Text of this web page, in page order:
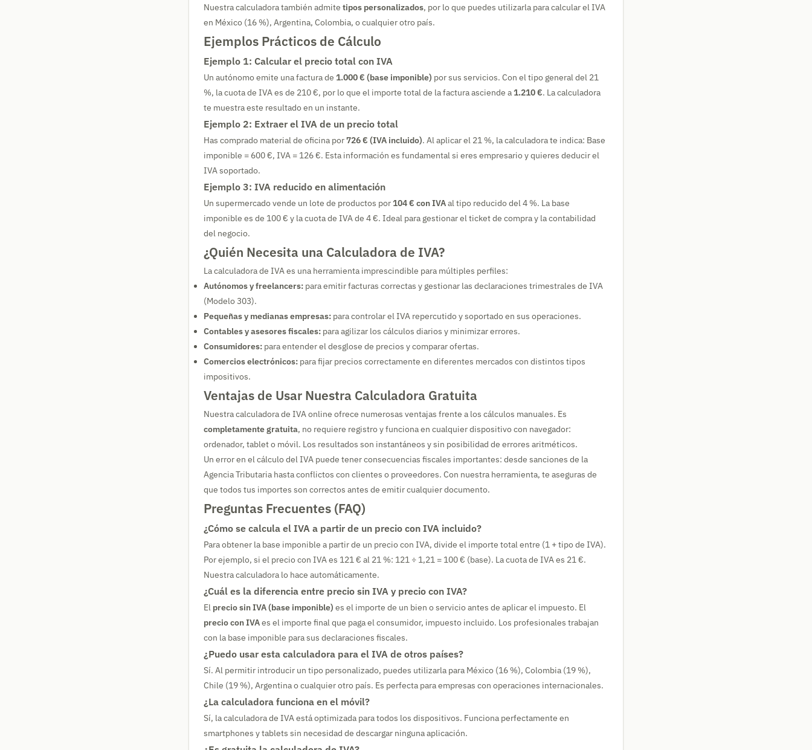
Nuestra calculadora también admite tipos personalizados, por lo que puedes utilizarla para calcular el IVA
en México (16 %), Argentina, Colombia, o cualquier otro país.
Ejemplos Prácticos de Cálculo
Ejemplo 1: Calcular el precio total con IVA
Un autónomo emite una factura de 1.000 € (base imponible) por sus servicios. Con el tipo general del 21
%, la cuota de IVA es de 210 €, por lo que el importe total de la factura asciende a 1.210 €. La calculadora
te muestra este resultado en un instante.
Ejemplo 2: Extraer el IVA de un precio total
Has comprado material de oficina por726 € (IVA incluido). Al aplicar el 21 %, la calculadora te indica: Base
imponible = 600 €, IVA = 126 €. Esta información es fundamental si eres empresario y quieres deducir el
IVA soportado.
Ejemplo 3: IVA reducido en alimentación
Un supermercado vende un lote de productos por 104 € con IVAal tipo reducido del 4 %. La base
imponible es de 100 € y la cuota de IVA de 4 €. Ideal para gestionar el ticket de compra y la contabilidad
del negocio.
¿Quién Necesita una Calculadora de IVA?
La calculadora de IVA es una herramienta imprescindible para múltiples perfiles:
Autónomos y freelancers: para emitir facturas correctas y gestionar las declaraciones trimestrales de IVA
(Modelo 303).
Pequeñas y medianas empresas: para controlar el IVA repercutido y soportado en sus operaciones.
Contables y asesores fiscales: para agilizar los cálculos diarios y minimizar errores.
Consumidores: para entender el desglose de precios y comparar ofertas.
Comercios electrónicos: para fijar precios correctamente en diferentes mercados con distintos tipos
impositivos.
Ventajas de Usar Nuestra Calculadora Gratuita
Nuestra calculadora de IVA online ofrece numerosas ventajas frente a los cálculos manuales. Es
completamente gratuita, no requiere registro y funciona en cualquier dispositivo con navegador:
ordenador, tablet o móvil. Los resultados son instantáneos y sin posibilidad de errores aritméticos.
Un error en el cálculo del IVA puede tener consecuencias fiscales importantes: desde sanciones de la
Agencia Tributaria hasta conflictos con clientes o proveedores. Con nuestra herramienta, te aseguras de
que todos tus importes son correctos antes de emitir cualquier documento.
Preguntas Frecuentes (FAQ)
¿Cómo se calcula el IVA a partir de un precio con IVA incluido?
Para obtener la base imponible a partir de un precio con IVA, divide el importe total entre (1 + tipo de IVA).
Por ejemplo, si el precio con IVA es 121 € al 21 %: 121 ÷ 1,21 = 100 € (base). La cuota de IVA es 21 €.
Nuestra calculadora lo hace automáticamente.
¿Cuál es la diferencia entre precio sin IVA y precio con IVA?
El precio sin IVA (base imponible) es el importe de un bien o servicio antes de aplicar el impuesto. El
precio con IVAes el importe final que paga el consumidor, impuesto incluido. Los profesionales trabajan
con la base imponible para sus declaraciones fiscales.
¿Puedo usar esta calculadora para el IVA de otros países?
Sí. Al permitir introducir un tipo personalizado, puedes utilizarla para México (16 %), Colombia (19 %),
Chile (19 %), Argentina o cualquier otro país. Es perfecta para empresas con operaciones internacionales.
¿La calculadora funciona en el móvil?
Sí, la calculadora de IVA está optimizada para todos los dispositivos. Funciona perfectamente en
smartphones y tablets sin necesidad de descargar ninguna aplicación.